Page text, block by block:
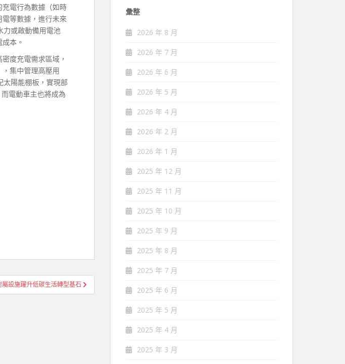
電行為數據（如時
等數據，進行未來
力或啟動備用電池
本。
度充電需求區域，
集中管理高壓用
太陽能棚板，實現部
電動車主也將成為
設施躍升低碳生活轉型基石
彙整
2026 年 8 月
2026 年 7 月
2026 年 6 月
2026 年 5 月
2026 年 4 月
2026 年 2 月
2026 年 1 月
2025 年 12 月
2025 年 11 月
2025 年 10 月
2025 年 9 月
2025 年 8 月
2025 年 7 月
2025 年 6 月
2025 年 5 月
2025 年 4 月
2025 年 3 月